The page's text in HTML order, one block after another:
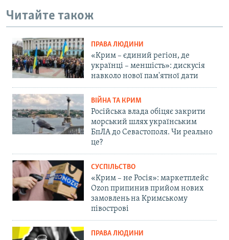
Читайте також
ПРАВА ЛЮДИНИ
«Крим – єдиний регіон, де
українці – меншість»: дискусія
навколо нової пам'ятної дати
ВІЙНА ТА КРИМ
Російська влада обіцяє закрити
морський шлях українським
БпЛА до Севастополя. Чи реально
це?
СУСПІЛЬСТВО
«Крим – не Росія»: маркетплейс
Ozon припинив прийом нових
замовлень на Кримському
півострові
ПРАВА ЛЮДИНИ